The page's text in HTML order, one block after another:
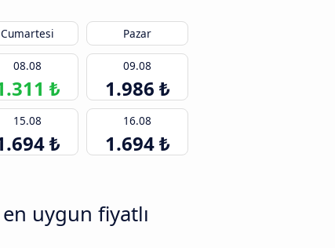
Cumartesi Pazar
08.08
₺
09.08
1.986 ₺
15.08
₺
16.08
1.694 ₺
uygun fiyatlı